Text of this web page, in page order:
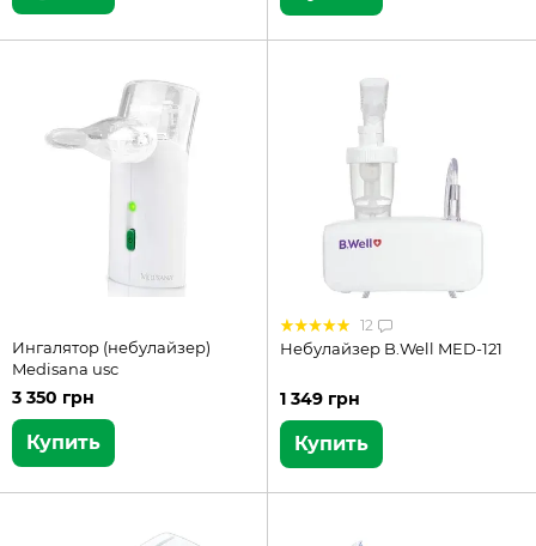
Ингалятор (небулайзер)
Medisana usc
3 350 грн
Купить
12
Небулайзер B.Well MED-121
1 349 грн
Купить